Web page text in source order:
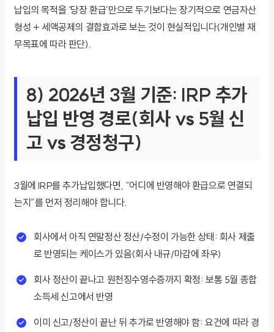
납입의 목적을 ‘당장 환급’만으로 두기보다는 장기적으로 연금자산
형성 + 세액공제의 결합효과로 보는 것이 현실적입니다(개인별 재
무목표에 따라 판단).
8) 2026년 3월 기준: IRP 추가
납입 반영 경로(회사 vs 5월 신
고 vs 경정청구)
3월에 IRP를 추가납입했다면, “어디에 반영해야 환급으로 연결되
는지”를 먼저 정리해야 합니다.
회사에서 아직 연말정산 정산/수정이 가능한 상태: 회사 제출
로 반영되는 케이스가 있음(회사 내규/마감에 좌우)
회사 정산이 끝나고 원천징수영수증까지 확정: 보통 5월 종합
소득세 신고에서 반영
이미 신고/정산이 끝난 뒤 추가로 반영해야 함: 요건에 따라 경